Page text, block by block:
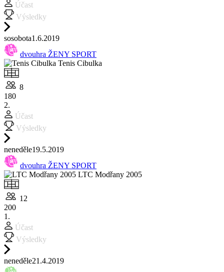
Účast
Výsledky
sosobota1.6.2019
dvouhra ŽENY SPORT
Tenis Cibulka
8
180
2.
Účast
Výsledky
neneděle19.5.2019
dvouhra ŽENY SPORT
LTC Modřany 2005
12
200
1.
Účast
Výsledky
neneděle21.4.2019